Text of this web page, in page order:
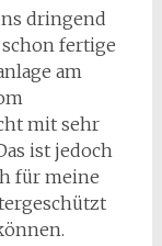
dringend
fertige
am
mit sehr
ist jedoch
für meine